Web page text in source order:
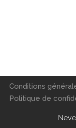
Conditions
Politique de
Neve